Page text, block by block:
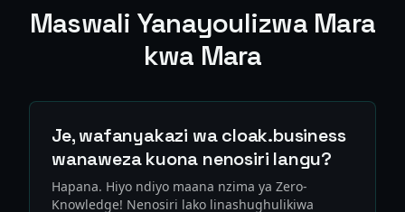
Maswali Yanayoulizwa Mara
kwa Mara
Je, wafanyakazi wa cloak.business
wanaweza kuona nenosiri langu?
Hapana. Hiyo ndiyo maana nzima ya Zero-
Knowledge! Nenosiri lako linashughulikiwa